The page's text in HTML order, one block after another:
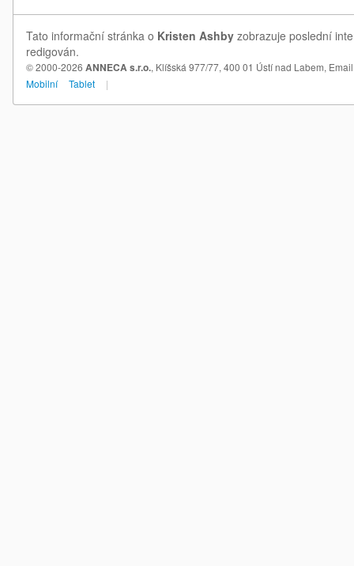
Tato informační stránka o Kristen Ashby zobrazuje poslední
redigován.
© 2000-2026 ANNECA s.r.o., Klíšská 977/77, 400 01 Ústí nad Labem,
Mobilní
Tablet |